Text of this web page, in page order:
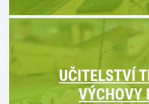
UČITELSTVÍ
VÝCHOVY